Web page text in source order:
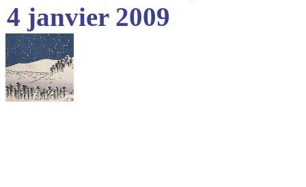
4 janvier 2009